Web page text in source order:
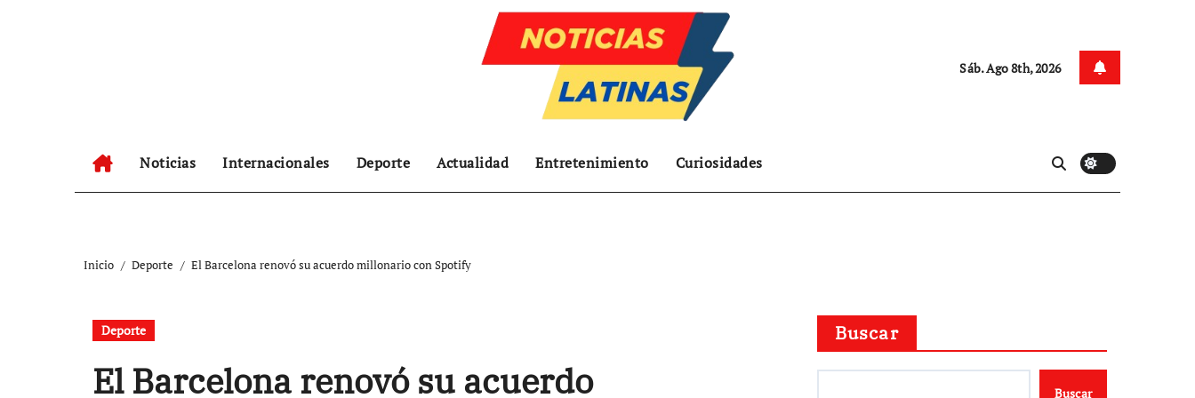
Sáb. Ago 8th, 2026
Noticias Internacionales Deporte Actualidad Entretenimiento Curiosidades
Inicio Deporte El Barcelona renovó su acuerdo millonario con Spotify
Deporte
El Barcelona renovó su acuerdo
Buscar
Buscar